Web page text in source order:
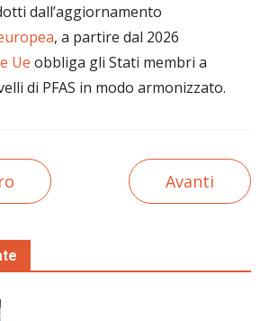
dall’aggiornamento
, a partire dal 2026
Ue obbliga gli Stati membri a
di PFAS in modo armonizzato.
Avanti